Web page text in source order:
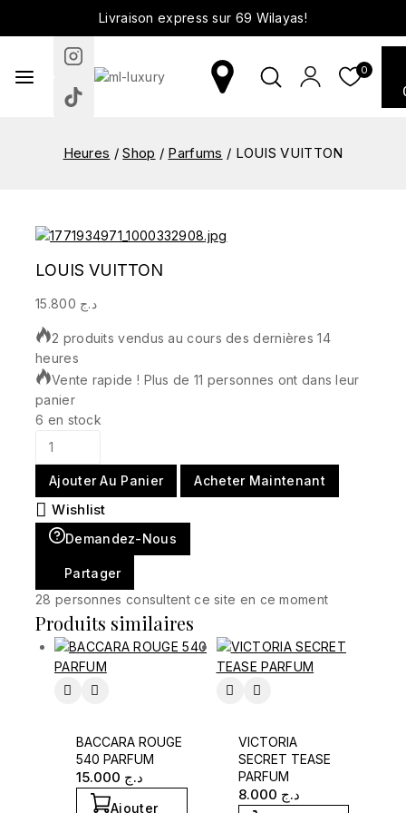
Livraison express sur 69 Wilayas!
0
Heures / Shop / Parfums / LOUIS VUITTON
LOUIS VUITTON
د.ج
2 produits vendus au cours des dernières 14
heures
Vente rapide ! Plus de 11 personnes ont dans leur
panier
6 en stock
Ajouter Au Panier Acheter Maintenant
Wishlist
Demandez-Nous
Partager
28 personnes consultent ce site en ce moment
Produits similaires
BACCARA ROUGE
540 PARFUM
د.ج
Ajouter
VICTORIA
SECRET TEASE
PARFUM
د.ج